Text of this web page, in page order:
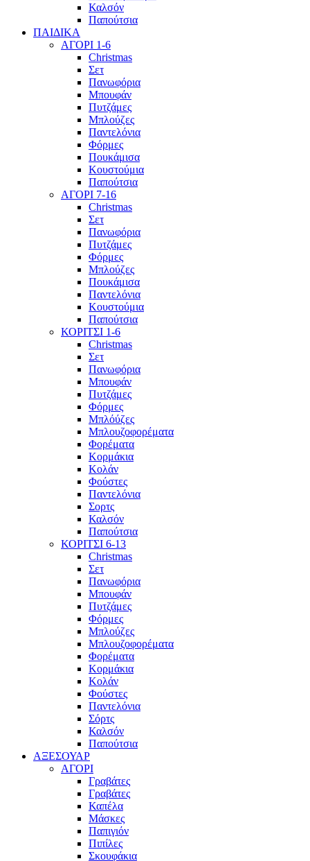
Καλσόν
Παπούτσια
ΠΑΙΔΙΚΑ
ΑΓΟΡΙ 1-6
Christmas
Σετ
Πανωφόρια
Μπουφάν
Πυτζάμες
Μπλούζες
Παντελόνια
Φόρμες
Πουκάμισα
Κουστούμια
Παπούτσια
ΑΓΟΡΙ 7-16
Christmas
Σετ
Πανωφόρια
Πυτζάμες
Φόρμες
Μπλούζες
Πουκάμισα
Παντελόνια
Κουστούμια
Παπούτσια
ΚΟΡΙΤΣΙ 1-6
Christmas
Σετ
Πανωφόρια
Μπουφάν
Πυτζάμες
Φόρμες
Μπλόύζες
Μπλουζοφορέματα
Φορέματα
Κορμάκια
Κολάν
Φούστες
Παντελόνια
Σορτς
Καλσόν
Παπούτσια
ΚΟΡΙΤΣΙ 6-13
Christmas
Σετ
Πανωφόρια
Μπουφάν
Πυτζάμες
Φόρμες
Μπλούζες
Μπλουζοφορέματα
Φορέματα
Κορμάκια
Κολάν
Φούστες
Παντελόνια
Σόρτς
Καλσόν
Παπούτσια
ΑΞΕΣΟΥΑΡ
ΑΓΟΡΙ
Γραβάτες
Γραβάτες
Καπέλα
Μάσκες
Παπιγιόν
Πιπίλες
Σκουφάκια